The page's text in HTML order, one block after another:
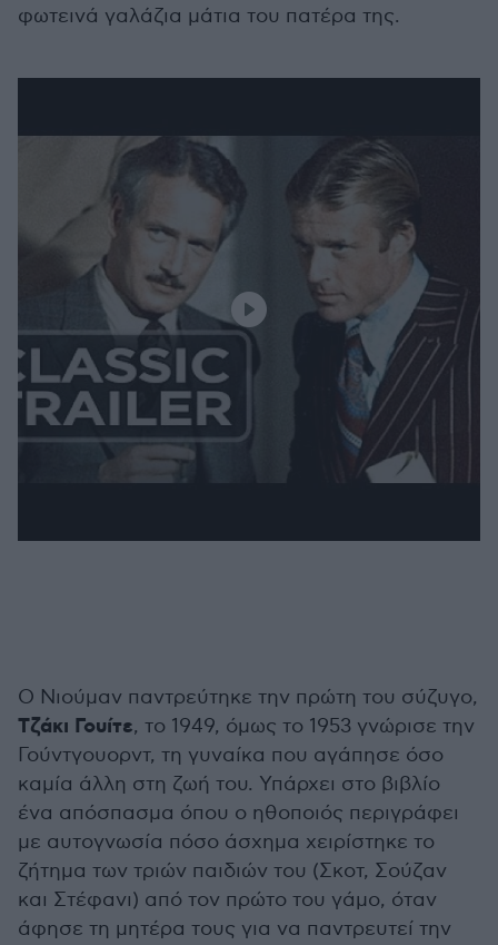
φωτεινά γαλάζια μάτια του πατέρα της.
Ο Νιούμαν παντρεύτηκε την πρώτη του σύζυγο,
Τζάκι Γουίτε, το 1949, όμως το 1953 γνώρισε την
Γούντγουορντ, τη γυναίκα που αγάπησε όσο
καμία άλλη στη ζωή του. Υπάρχει στο βιβλίο
ένα απόσπασμα όπου ο ηθοποιός περιγράφει
με αυτογνωσία πόσο άσχημα χειρίστηκε το
ζήτημα των τριών παιδιών του (Σκοτ, Σούζαν
και Στέφανι) από τον πρώτο του γάμο, όταν
άφησε τη μητέρα τους για να παντρευτεί την